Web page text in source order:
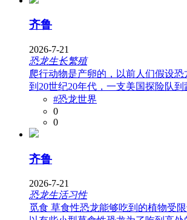
齐鲁
2026-7-21
恐龙生长繁殖
爬行动物是产卵的，以前人们假设
到20世纪20年代，一支美国探险队到
#恐龙世界
0
0
齐鲁
2026-7-21
恐龙生活习性
觅食 草食性恐龙能够吃到的植物受